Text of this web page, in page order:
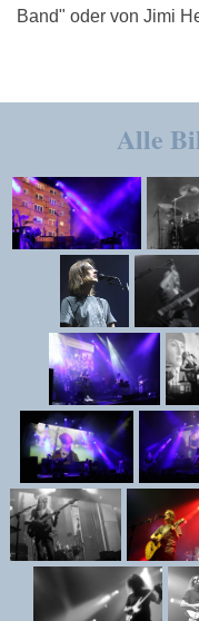
Band" oder von Jimi
Alle